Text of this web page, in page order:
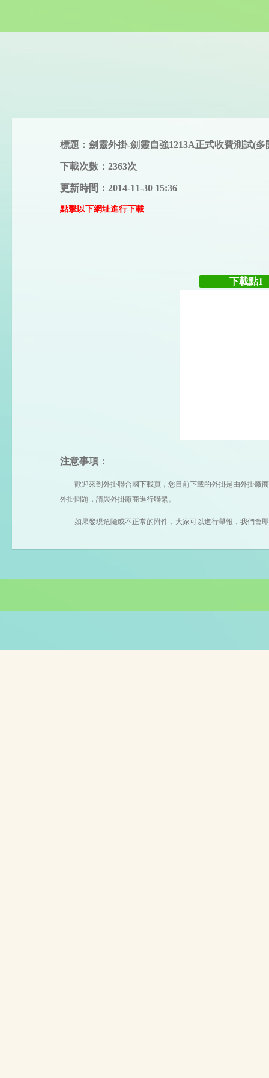
標題：劍靈外掛-劍靈自強1213A正式收費測試(多
下載次數：2363次
更新時間：2014-11-30 15:36
點擊以下網址進行下載
下載點1
注意事項：
歡迎來到外掛聯合國下載頁，您目前下載的外掛是由外掛廠
外掛問題，請與外掛廠商進行聯繫。
如果發現危險或不正常的附件，大家可以進行舉報，我們會